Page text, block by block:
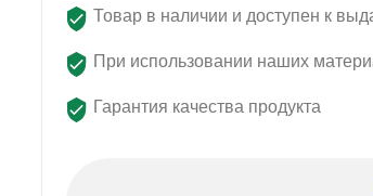
Товар в наличии и доступен к
При использовании наших
Гарантия качества продукта